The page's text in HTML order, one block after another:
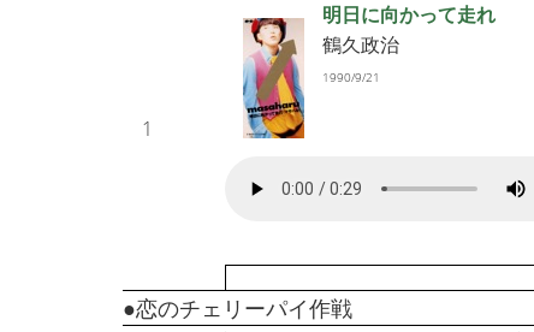
1
明日に向かって走れ
鶴久政治
1990/9/21
●恋のチェリーパイ作戦